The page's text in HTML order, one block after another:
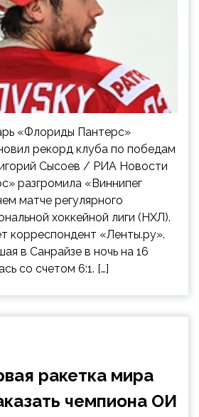
«Флориды Пантерс»
рекорд клуба по победам
Сысоев / РИА Новости
разгромила «Виннипег
матче регулярного
хоккейной лиги (НХЛ).
корреспондент «Ленты.ру».
в Санрайзе в ночь на 16
со счетом 6:1. […]
ракетка мира
чемпиона ОИ